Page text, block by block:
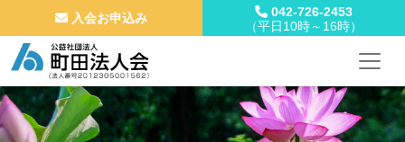
コンテンツへスキップ
メインナビゲーション
入会お申込み
042-726-2453
（平日10時～16時）